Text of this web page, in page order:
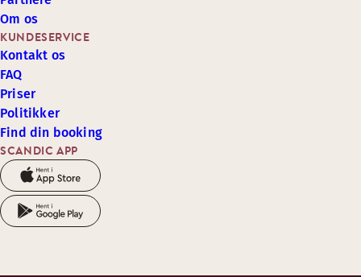
SCANDIC APP
KUNDESERVICE
Kontakt os
FAQ
Priser
Politikker
Find din booking
Om os